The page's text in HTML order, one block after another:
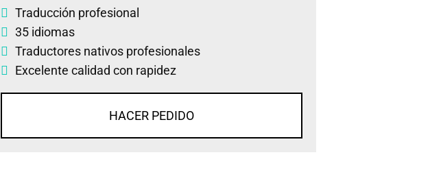
Traducción profesional
35 idiomas
Traductores nativos profesionales
Excelente calidad con rapidez
HACER PEDIDO